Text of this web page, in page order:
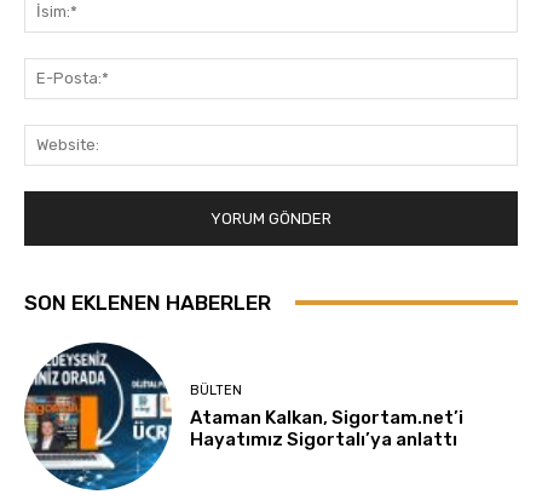
SON EKLENEN HABERLER
BÜLTEN
Ataman Kalkan, Sigortam.net’i
Hayatımız Sigortalı’ya anlattı